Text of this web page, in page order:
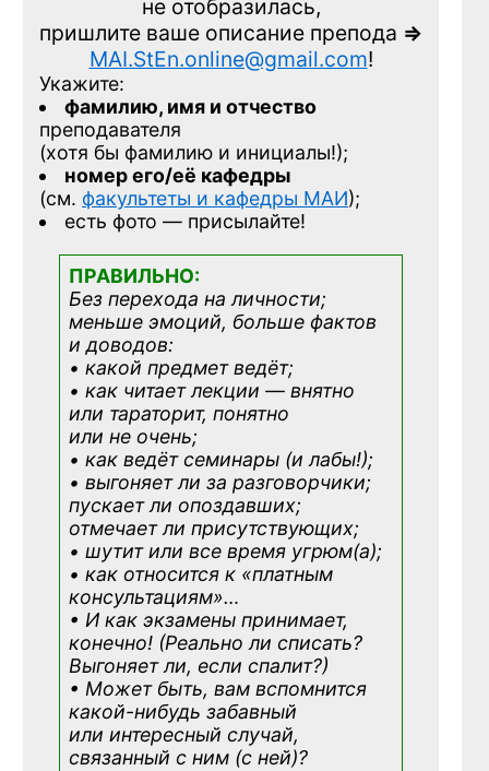
не отобразилась,
пришлите ваше описание препода =>
MAI.StEn.online@gmail.com!
Укажите:
фамилию, имя и отчество
преподавателя
(хотя бы фамилию и инициалы!);
номер его/её кафедры
(см. факультеты и кафедры МАИ);
есть фото — присылайте!
ПРАВИЛЬНО:
Без перехода на личности;
меньше эмоций, больше фактов
и доводов:
• какой предмет ведёт;
• как читает лекции — внятно
или тараторит, понятно
или не очень;
• как ведёт семинары (и лабы!);
• выгоняет ли за разговорчики;
пускает ли опоздавших;
отмечает ли присутствующих;
• шутит или все время угрюм(а);
• как относится к «платным
консультациям»…
• И как экзамены принимает,
конечно! (Реально ли списать?
Выгоняет ли, если спалит?)
• Может быть, вам вспомнится
какой-нибудь забавный
или интересный случай,
связанный с ним (с ней)?